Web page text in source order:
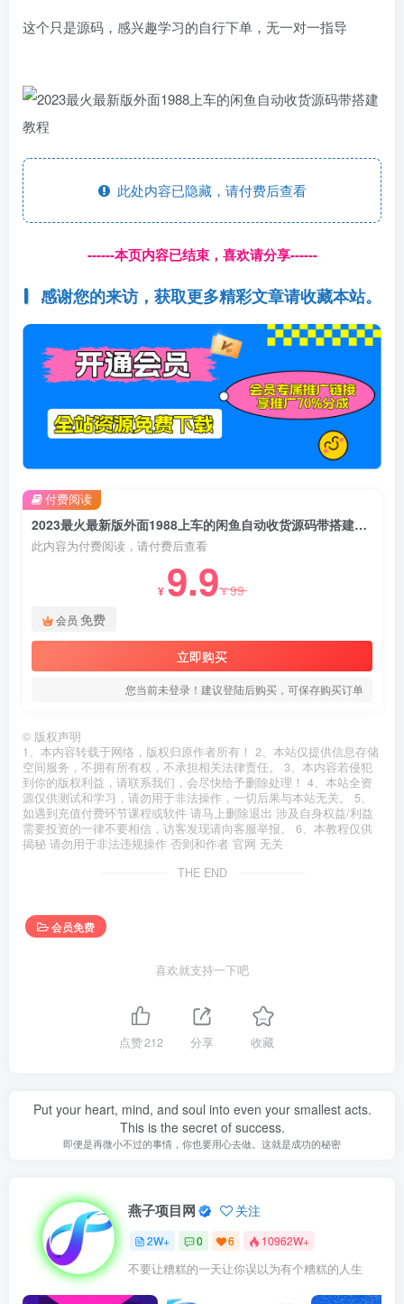
这个只是源码，感兴趣学习的自行下单，无一对一指导
此处内容已隐藏，请付费后查看
------本页内容已结束，喜欢请分享------
感谢您的来访，获取更多精彩文章请收藏本站。
2023最火最新版外面1988上车的闲鱼自动收货源码带搭建教程
此内容为付费阅读，请付费后查看
¥ 9.9¥99
会员 免费
立即购买
您当前未登录！建议登陆后购买，可保存购买订单
付费阅读
© 版权声明
1、本内容转载于网络，版权归原作者所有！ 2、本站仅提供信息存储
空间服务，不拥有所有权，不承担相关法律责任。 3、本内容若侵犯
到你的版权利益，请联系我们，会尽快给予删除处理！ 4、本站全资
源仅供测试和学习，请勿用于非法操作，一切后果与本站无关。 5、
如遇到充值付费环节课程或软件 请马上删除退出 涉及自身权益/利益
需要投资的一律不要相信，访客发现请向客服举报。 6、本教程仅供
揭秘 请勿用于非法违规操作 否则和作者 官网 无关
THE END
会员免费
喜欢就支持一下吧
点赞212 分享 收藏
Put your heart, mind, and soul into even your smallest acts.
This is the secret of success.
即便是再微小不过的事情，你也要用心去做。这就是成功的秘密
燕子项目网 关注
2W+ 0 6 10962W+
不要让糟糕的一天让你误以为有个糟糕的人生